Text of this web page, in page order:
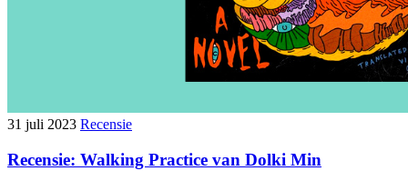
31 juli 2023 Recensie
Recensie: Walking Practice van Dolki Min